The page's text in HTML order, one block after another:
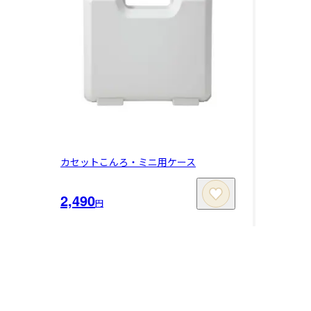
カセットこんろ・ミニ用ケース
2,490円